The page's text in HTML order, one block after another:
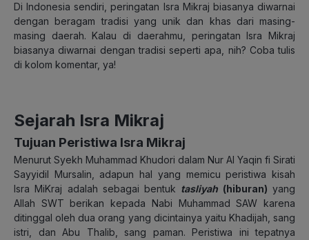
Di Indonesia sendiri, peringatan Isra Mikraj biasanya diwarnai
dengan beragam tradisi yang unik dan khas dari masing-
masing daerah. Kalau di daerahmu, peringatan Isra Mikraj
biasanya diwarnai dengan tradisi seperti apa, nih? Coba tulis
di kolom komentar, ya!
Sejarah Isra Mikraj
Tujuan Peristiwa Isra Mikraj
Menurut Syekh Muhammad Khudori dalam Nur Al Yaqin fi Sirati
Sayyidil Mursalin, adapun hal yang memicu peristiwa kisah
Isra MiKraj adalah sebagai bentuk tasliyah (hiburan) yang
Allah SWT berikan kepada Nabi Muhammad SAW karena
ditinggal oleh dua orang yang dicintainya yaitu Khadijah, sang
istri, dan Abu Thalib, sang paman. Peristiwa ini tepatnya